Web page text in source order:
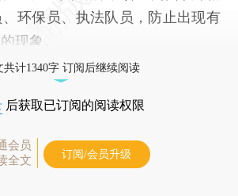
环保员、执法队员，防止出现有
现象。
共计1340字 订阅后继续阅读
后获取已订阅的阅读权限
会员
全文
订阅/会员升级